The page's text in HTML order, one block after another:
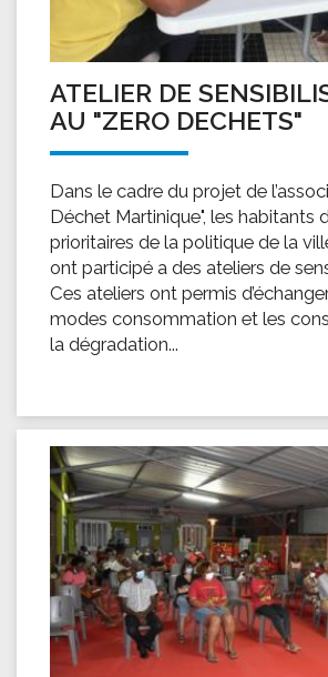
ATELIER DE
AU "ZERO DECHETS"
Dans le cadre du projet de
Déchet Martinique", les habitants
prioritaires de la politique de la
ont participé a des ateliers de
Ces ateliers ont permis
modes consommation et les
la dégradation...